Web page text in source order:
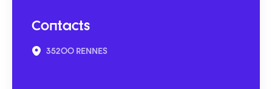
Contacts
35200 RENNES